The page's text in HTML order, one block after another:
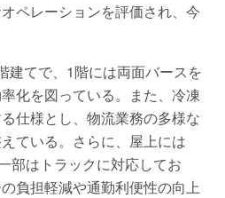
ペレーションを評価され、今
建てで、1階には両面バースを
化を図っている。また、冷凍
仕様とし、物流業務の多様な
ている。さらに、屋上には
部はトラックに対応してお
負担軽減や通勤利便性の向上